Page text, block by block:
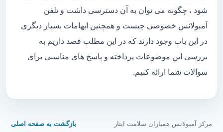
شود ، چگونه می توان به آن دسترسی داشت و تلفن
آمبولانس خصوصی چیست و همچنین ابهامات بسیار دیگری
در این باب وجود دارند که در این مطلب قصد داریم به
بررسی این موضوعات پرداخته و پاسخ های مناسبی برای
سوالات شما ارائه کنیم.
مرکز آمبولانس همیاران سلامت ایثار بازگشت به صفحه اصلی